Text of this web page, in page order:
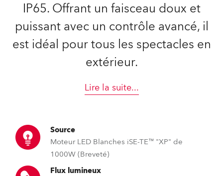
IP65. Offrant un faisceau doux et
puissant avec un contrôle avancé, il
est idéal pour tous les spectacles en
extérieur.
Lire la suite...
Source
Moteur LED Blanches iSE-TE™ "XP" de
1000W (Breveté)
Flux lumineux